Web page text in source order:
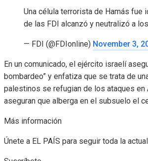
Una célula terrorista de Hamás fue
de las FDI alcanzó y neutralizó a
— FDI (@FDIonline) November 3,
En un comunicado, el ejército israelí
bombardeo” y enfatiza que se trata de
palestinos se refugian de los ataques
aseguran que alberga en el subsuelo el
Más información
Únete a EL PAÍS para seguir toda la